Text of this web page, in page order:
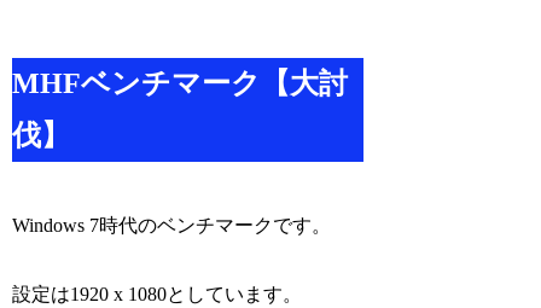
MHFベンチマーク【大討
伐】
Windows 7時代のベンチマークです。
設定は1920 x 1080としています。